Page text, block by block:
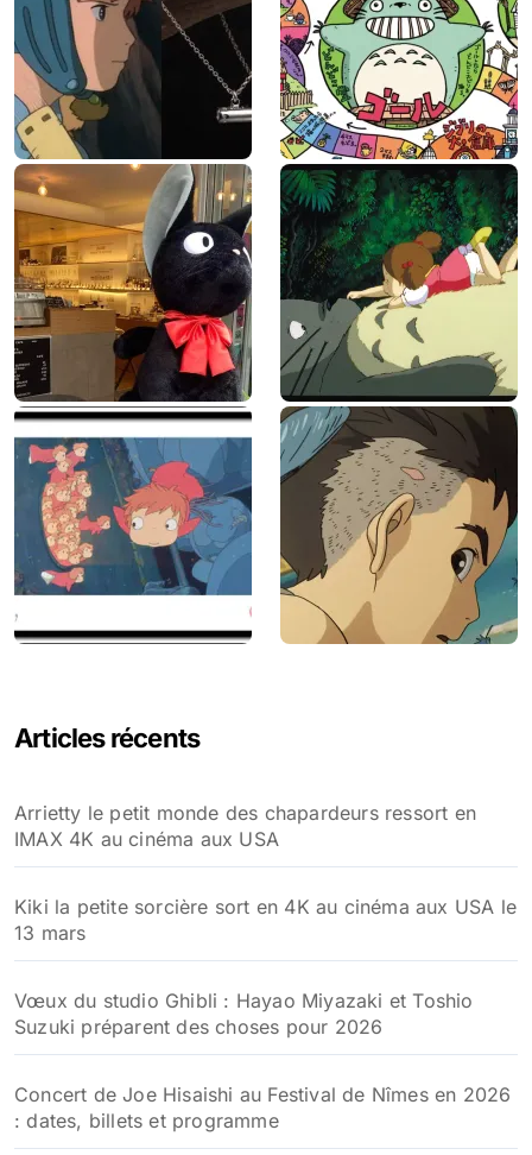
Articles récents
Arrietty le petit monde des chapardeurs ressort en
IMAX 4K au cinéma aux USA
Kiki la petite sorcière sort en 4K au cinéma aux USA le
13 mars
Vœux du studio Ghibli : Hayao Miyazaki et Toshio
Suzuki préparent des choses pour 2026
Concert de Joe Hisaishi au Festival de Nîmes en 2026
: dates, billets et programme